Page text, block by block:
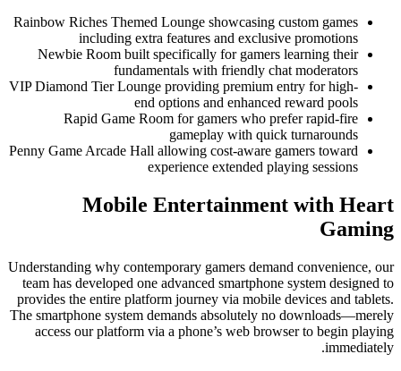
Rainbow Riches Themed Lounge
including extra features
Newbie Room built specifically
fundamentals
VIP Diamond Tier Lounge
end options
Rapid Game Room for
Penny Game Arcade Hall allowing
experience
Mobile
Understanding why contemporary
team has developed one advanced
provides the entire platform
The smartphone system demands
access our platform via a